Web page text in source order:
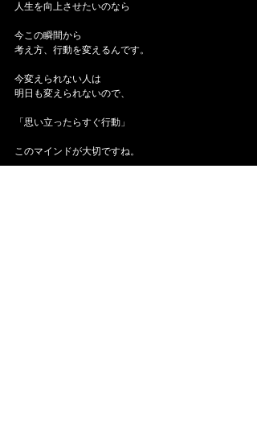
人生を向上させたいのなら
今この瞬間から
考え方、行動を変えるんです。
今変えられない人は
明日も変えられないので、
「思い立ったらすぐ行動」
このマインドが大切ですね。